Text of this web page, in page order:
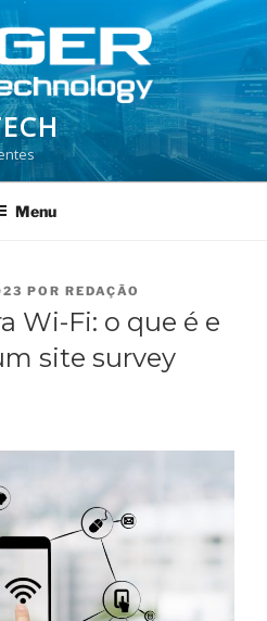
Menu
POR REDAÇÃO
Wi-Fi: o que é e
site survey